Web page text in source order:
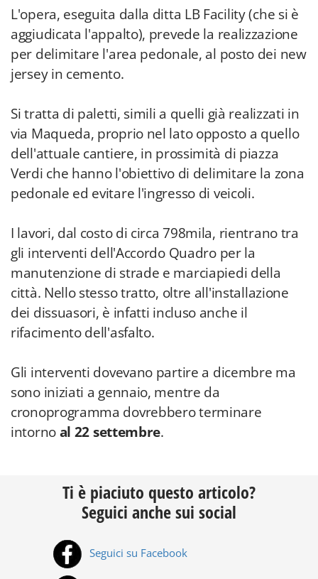
L'opera, eseguita dalla ditta LB Facility (che si è
aggiudicata l'appalto), prevede la realizzazione
per delimitare l'area pedonale, al posto dei new
jersey in cemento.
Si tratta di paletti, simili a quelli già realizzati in
via Maqueda, proprio nel lato opposto a quello
dell'attuale cantiere, in prossimità di piazza
Verdi che hanno l'obiettivo di delimitare la zona
pedonale ed evitare l'ingresso di veicoli.
I lavori, dal costo di circa 798mila, rientrano tra
gli interventi dell'Accordo Quadro per la
manutenzione di strade e marciapiedi della
città. Nello stesso tratto, oltre all'installazione
dei dissuasori, è infatti incluso anche il
rifacimento dell'asfalto.
Gli interventi dovevano partire a dicembre ma
sono iniziati a gennaio, mentre da
cronoprogramma dovrebbero terminare
intornoal 22 settembre.
Ti è piaciuto questo articolo?
Seguici anche sui social
Seguici su Facebook